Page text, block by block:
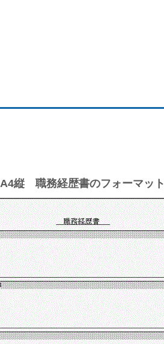
A4縦 職務経歴書のフォーマット